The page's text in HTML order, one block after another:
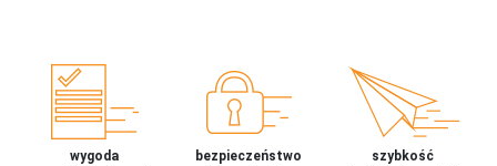
wygoda
bezpieczeństwo
szybkość